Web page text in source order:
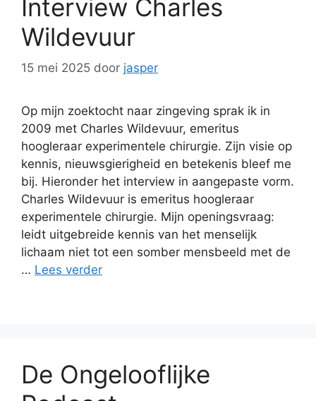
Interview Charles
Wildevuur
15 mei 2025 door jasper
Op mijn zoektocht naar zingeving sprak ik in
2009 met Charles Wildevuur, emeritus
hoogleraar experimentele chirurgie. Zijn visie op
kennis, nieuwsgierigheid en betekenis bleef me
bij. Hieronder het interview in aangepaste vorm.
Charles Wildevuur is emeritus hoogleraar
experimentele chirurgie. Mijn openingsvraag:
leidt uitgebreide kennis van het menselijk
lichaam niet tot een somber mensbeeld met de
… Lees verder
De Ongelooflijke